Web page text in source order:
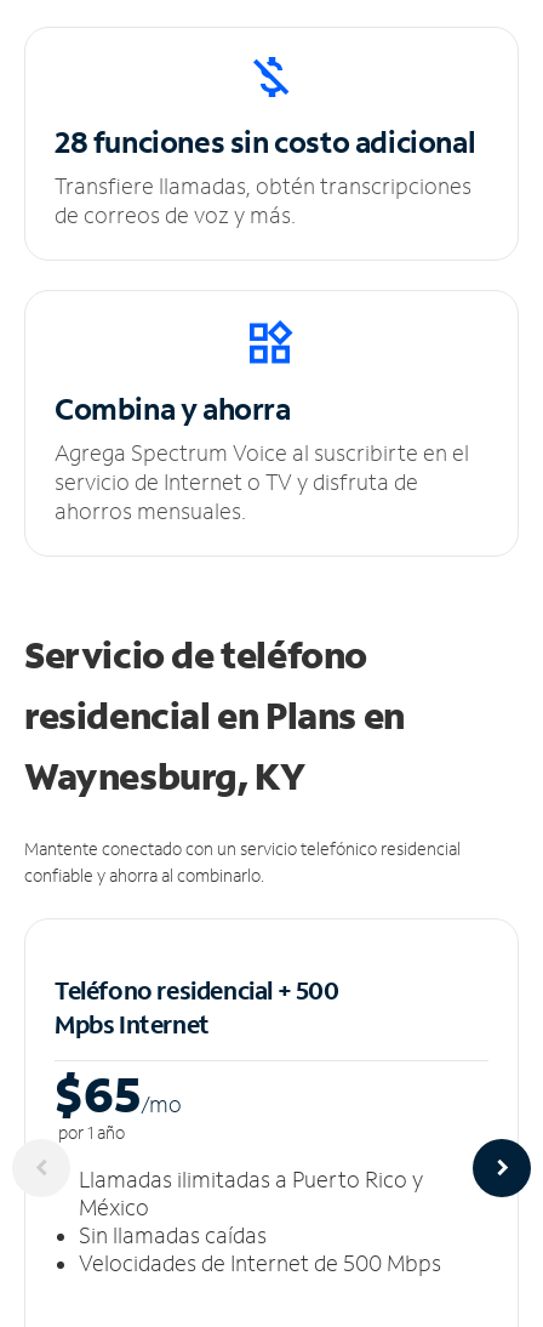
28 funciones sincosto adicional
Transfiere llamadas, obtén transcripciones
de correos de voz y más.
Combina y ahorra
Agrega Spectrum Voice al suscribirte en el
servicio de Internet o TV y disfruta de
ahorros mensuales.
Servicio de teléfono
residencial en Plans en
Waynesburg, KY
Mantente conectado con un servicio telefónico residencial
confiable y ahorra al combinarlo.
Teléfono residencial + 500
MpbsInternet
$65/mo
por 1 año
Llamadas ilimitadas a Puerto Rico y
México
Sin llamadas caídas
Velocidades de Internet de 500 Mbps